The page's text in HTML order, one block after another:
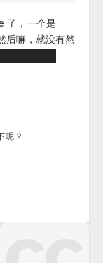
了，一个是
后嘛，就没有然
呢？